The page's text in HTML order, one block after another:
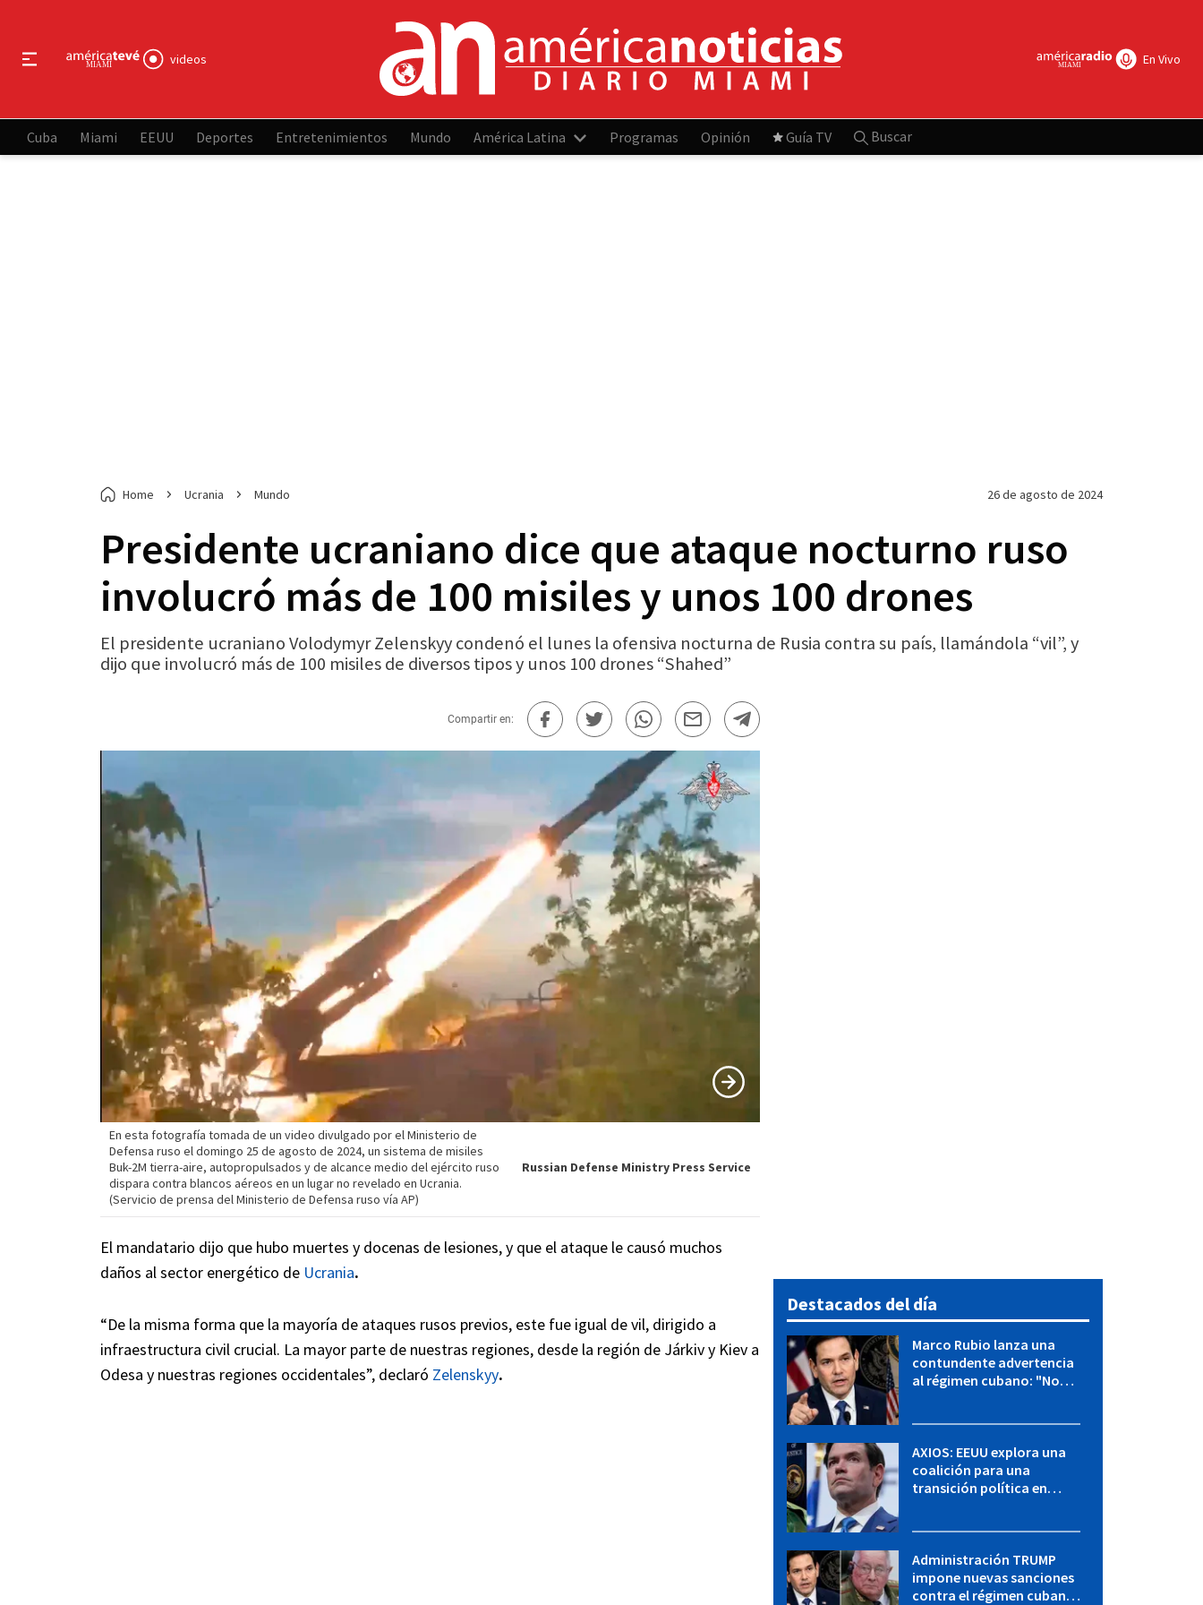
videos En Vivo
Cuba Miami EEUU Deportes Entretenimientos Mundo América Latina Programas Opinión Guía TV Buscar
Home Ucrania Mundo 26 de agosto de 2024
Presidente ucraniano dice que ataque nocturno ruso
involucró más de 100 misiles y unos 100 drones
El presidente ucraniano Volodymyr Zelenskyy condenó el lunes la ofensiva nocturna de Rusia contra su país, llamándola “vil”, y
dijo que involucró más de 100 misiles de diversos tipos y unos 100 drones “Shahed”
Compartir en:
En esta fotografía tomada de un video divulgado por el Ministerio de
Defensa ruso el domingo 25 de agosto de 2024, un sistema de misiles
Buk-2M tierra-aire, autopropulsados y de alcance medio del ejército ruso
dispara contra blancos aéreos en un lugar no revelado en Ucrania.
(Servicio de prensa del Ministerio de Defensa ruso vía AP)
Russian Defense Ministry Press Service
El mandatario dijo que hubo muertes y docenas de lesiones, y que el ataque le causó muchos
daños al sector energético de Ucrania.
“De la misma forma que la mayoría de ataques rusos previos, este fue igual de vil, dirigido a
infraestructura civil crucial. La mayor parte de nuestras regiones, desde la región de Járkiv y Kiev a
Odesa y nuestras regiones occidentales”, declaró Zelenskyy.
Destacados del día
Marco Rubio lanza una
contundente advertencia
al régimen cubano: "No
AXIOS: EEUU explora una
coalición para una
transición política en
Administración TRUMP
impone nuevas sanciones
contra el régimen cubano: